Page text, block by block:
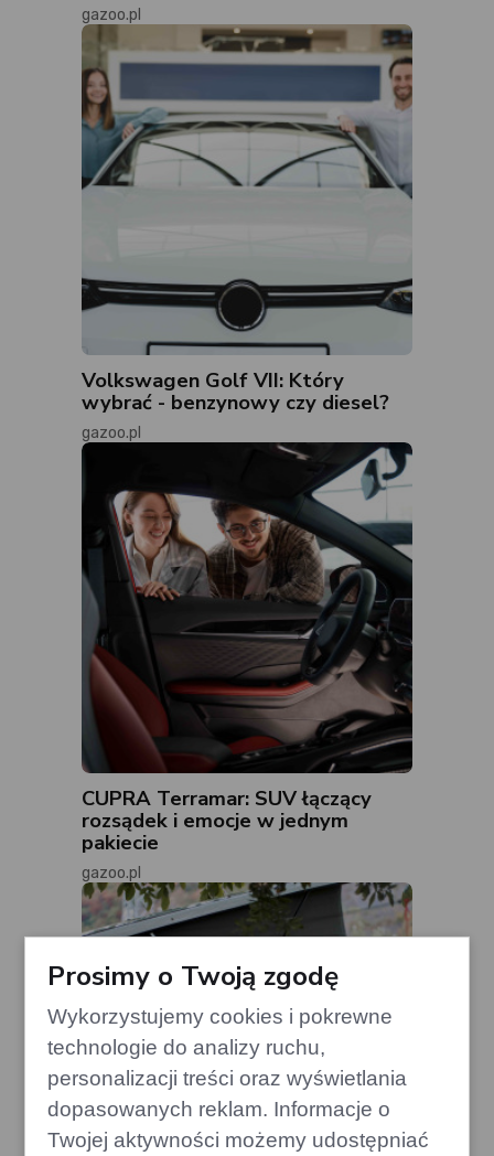
gazoo.pl
Volkswagen Golf VII: Który
wybrać - benzynowy czy diesel?
gazoo.pl
CUPRA Terramar: SUV łączący
rozsądek i emocje w jednym
pakiecie
gazoo.pl
Prosimy o Twoją zgodę
Wykorzystujemy cookies i pokrewne
technologie do analizy ruchu,
personalizacji treści oraz wyświetlania
dopasowanych reklam. Informacje o
Twojej aktywności możemy udostępniać